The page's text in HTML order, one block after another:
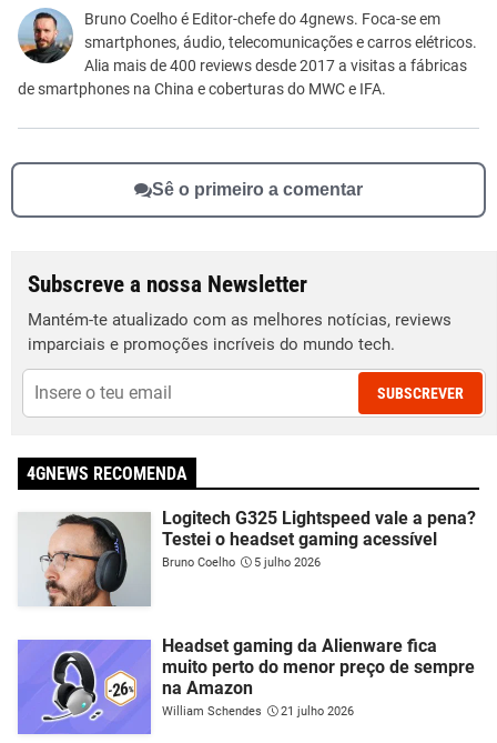
Este conteúdo não tem a informação que procuro
Outro
Bruno Coelho é Editor-chefe do 4gnews. Foca-se em
smartphones, áudio, telecomunicações e carros elétricos.
Alia mais de 400 reviews desde 2017 a visitas a fábricas
de smartphones na China e coberturas do MWC e IFA.
Sê o primeiro a comentar
Subscreve a nossa Newsletter
Mantém-te atualizado com as melhores notícias, reviews
imparciais e promoções incríveis do mundo tech.
SUBSCREVER
4GNEWS RECOMENDA
Logitech G325 Lightspeed vale a pena?
Testei o headset gaming acessível
Bruno Coelho 5 julho 2026
Headset gaming da Alienware fica
muito perto do menor preço de sempre
na Amazon
William Schendes 21 julho 2026